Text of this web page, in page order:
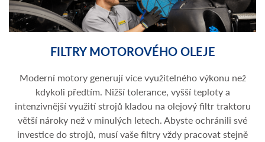
FILTRY MOTOROVÉHO OLEJE
Moderní motory generují více využitelného výkonu než
kdykoli předtím. Nižší tolerance, vyšší teploty a
intenzivnější využití strojů kladou na olejový filtr traktoru
větší nároky než v minulých letech. Abyste ochránili své
investice do strojů, musí vaše filtry vždy pracovat stejně